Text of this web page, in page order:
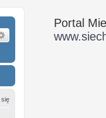
Wyszukiwanie
się
Portal